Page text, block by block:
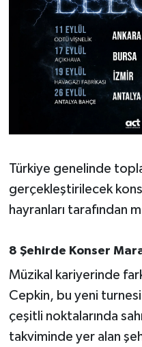
Türkiye genelinde
gerçekleştirilecek
hayranları tarafından
8 Şehirde Konser
Müzikal kariyerinde
Cepkin, bu yeni turnesi
çeşitli noktalarında
takviminde yer alan
OTOMOTİV
Resmi İlanlar
SAĞLIK
SİYASET
Sındırgı
SPOR
SÜRMANŞET
Susurluk